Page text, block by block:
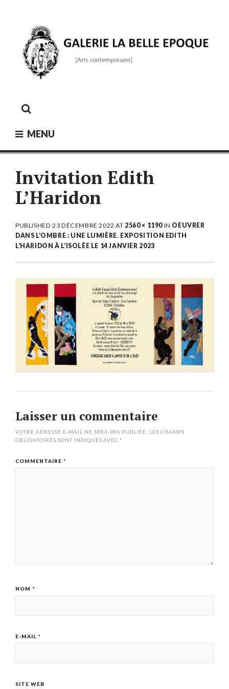
MENU
Invitation Edith
L’Haridon
PUBLISHED23 DÉCEMBRE 2022 AT 2560 × 1190IN OEUVRER
DANS L’OMBRE : UNE LUMIÈRE. EXPOSITION EDITH
L’HARIDON À L’ISOLÉE LE 14 JANVIER 2023
Laisser un commentaire
VOTRE ADRESSE E-MAIL NE SERA PAS PUBLIÉE.
LES CHAMPS
OBLIGATOIRES SONT INDIQUÉS AVEC *
COMMENTAIRE *
NOM *
E-MAIL *
SITE WEB